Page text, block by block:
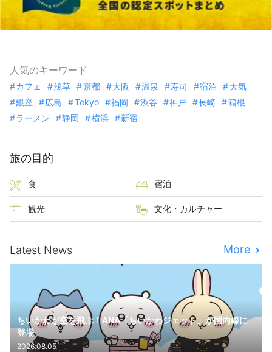
人気のキーワード
カフェ 浅草 京都 大阪 温泉 寿司 宿泊
天気
銀座
広島 Tokyo 福岡 渋谷 神戸 長崎
箱根
ラーメン
静岡 横浜 新宿
旅の目的
食 宿泊
観光 文化・カルチャー
Latest News More
ちいかわが空を飛ぶ！ANA「ちいかわジェット」が国内線に
登場
2026.08.05